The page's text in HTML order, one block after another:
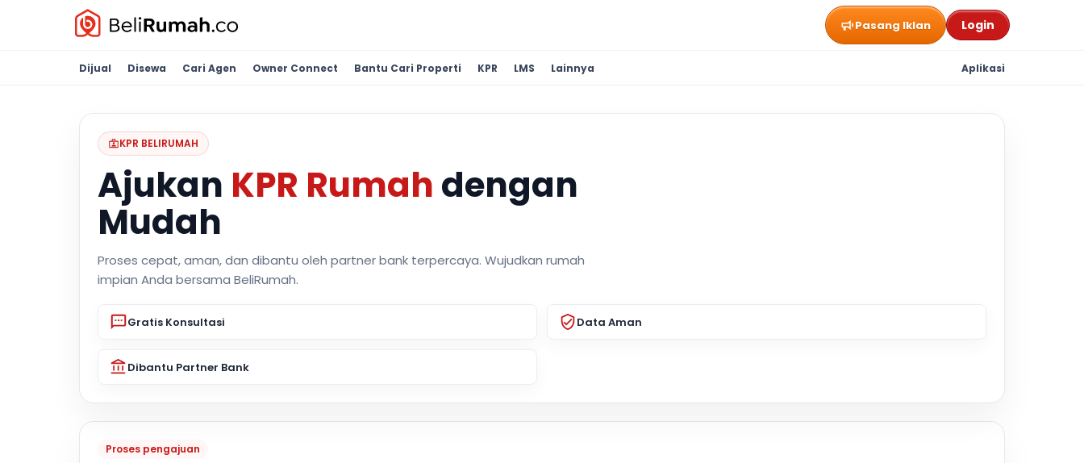
Pasang Iklan Login
Dijual Disewa Cari Agen Owner Connect Bantu Cari Properti KPR LMS Lainnya Aplikasi
KPR BELIRUMAH
Ajukan KPR Rumah dengan
Mudah
Proses cepat, aman, dan dibantu oleh partner bank terpercaya. Wujudkan rumah
impian Anda bersama BeliRumah.
Gratis Konsultasi Data Aman
Dibantu Partner Bank
Proses pengajuan